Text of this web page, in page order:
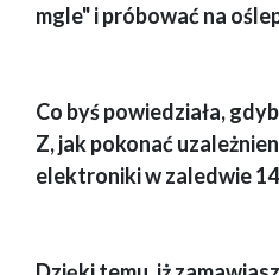
mgle" i próbować na
Co byś powiedziała,
Z, jak pokonać
elektroniki w zaledwie